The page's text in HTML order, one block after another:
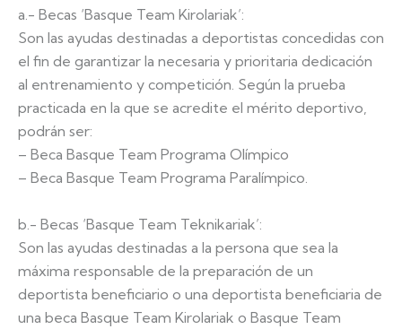
a.- Becas ‘Basque Team Kirolariak’:
Son las ayudas destinadas a deportistas concedidas con
el fin de garantizar la necesaria y prioritaria dedicación
al entrenamiento y competición. Según la prueba
practicada en la que se acredite el mérito deportivo,
podrán ser:
– Beca Basque Team Programa Olímpico
– Beca Basque Team Programa Paralímpico.
b.- Becas ‘Basque Team Teknikariak’:
Son las ayudas destinadas a la persona que sea la
máxima responsable de la preparación de un
deportista beneficiario o una deportista beneficiaria de
una beca Basque Team Kirolariak o Basque Team